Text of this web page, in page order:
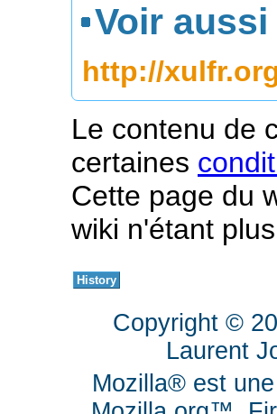
Voir aussi
http://
Le contenu de
certaines
Cette page du
wiki n'étant
Copyright ©
Laurent
Mozilla® est